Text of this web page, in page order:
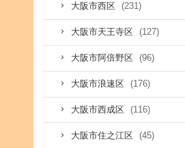
大阪市西区 (231)
大阪市天王寺区 (127)
大阪市阿倍野区 (96)
大阪市浪速区 (176)
大阪市西成区 (116)
大阪市住之江区 (45)